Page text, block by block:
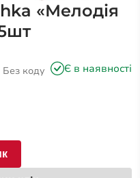
«Мелодія
коду Є в наявності